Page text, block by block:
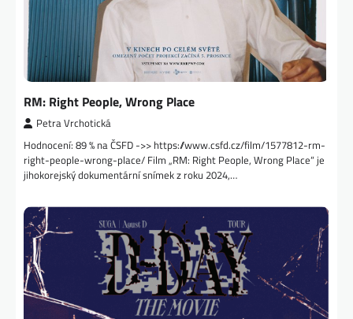
RM: Right People, Wrong Place
Petra Vrchotická
Hodnocení: 89 % na ČSFD ->> https://www.csfd.cz/film/1577812-rm-
right-people-wrong-place/ Film „RM: Right People, Wrong Place“ je
jihokorejský dokumentární snímek z roku 2024,…